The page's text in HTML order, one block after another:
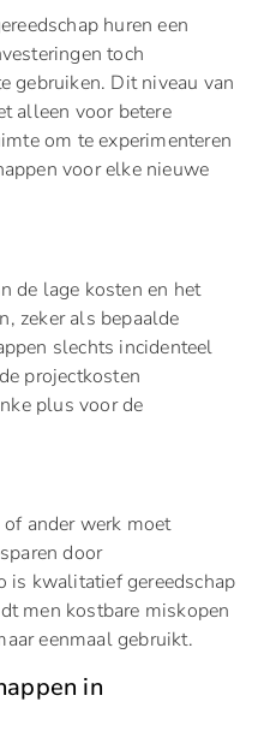
huren een
toch
gebruiken. Dit niveau van
alleen voor betere
om te experimenteren
voor elke nieuwe
de lage kosten en het
zeker als bepaalde
slechts incidenteel
projectkosten
plus voor de
ander werk moet
door
is kwalitatief gereedschap
men kostbare miskopen
eenmaal gebruikt.
in